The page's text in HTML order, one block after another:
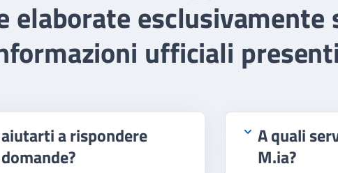
elaborate esclusivamente
ufficiali
a rispondere
A quali
M.ia?